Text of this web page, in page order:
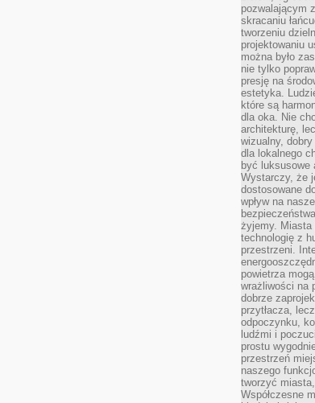
pozwalającym
skracaniu
tworzeniu
projektowaniu
można było
nie tylko
presję na
estetyka.
które są
dla oka. Nie
architekturę,
wizualny, dobry
dla lokalnego
być luksusowe
Wystarczy, że
dostosowane
wpływ na
żyjemy. Miasta
technologię z
przestrzeni.
powietrza
wrażliwości na
dobrze
przytłacza,
odpoczynku,
ludźmi i
prostu
przestrzeń
naszego
tworzyć
Współczesne